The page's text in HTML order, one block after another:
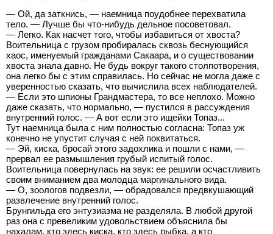
— Ой, да заткнись, — наемница поудобнее перехватила
тело. — Лучше бы что-нибудь дельное посоветовал.
— Легко. Как насчет того, чтобы избавиться от хвоста?
Воительница с грузом пробиралась сквозь беснующийся
хаос, именуемый гражданами Сакаара, и о существовании
хвоста знала давно. Не будь вокруг такого столпотворения,
она легко бы с этим справилась. Но сейчас не могла даже с
уверенностью сказать, что вычислила всех наблюдателей.
— Если это шпионы Грандмастера, то все неплохо. Можно
даже сказать, что нормально, — пустился в рассуждения
внутренний голос. — А вот если это ищейки Топаз...
Тут наемница была с ним полностью согласна: Топаз уж
конечно не упустит случая с ней поквитаться.
— Эй, киска, бросай этого задохлика и пошли с нами, —
прервал ее размышления грубый испитый голос.
Воительница повернулась на звук: ее решили осчастливить
своим вниманием два молодца маргинального вида.
— О, зоологов подвезли, — обрадовался предвкушающий
развлечение внутренний голос.
Брунгильда его энтузиазма не разделяла. В любой другой
раз она с превеликим удовольствием объяснила бы
нахалам, кто здесь киска, кто здесь рыбка, а кто